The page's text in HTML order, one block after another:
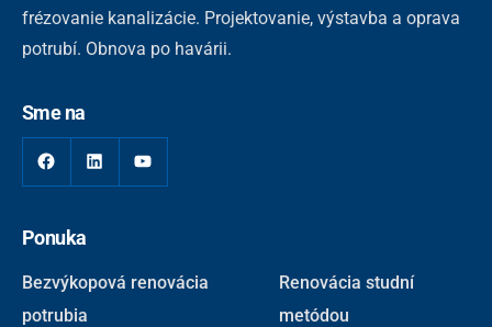
frézovanie kanalizácie. Projektovanie, výstavba a oprava
potrubí. Obnova po havárii.
Sme na
FacebookLinkedInYouTube
Ponuka
Bezvýkopová renovácia
potrubia
Renovácia studní
metódou